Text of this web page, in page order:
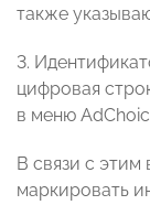
также
3.
цифровая
в меню
В связи с этим
маркировать